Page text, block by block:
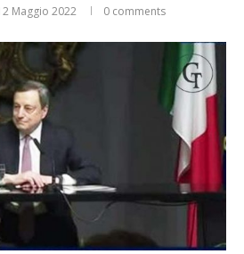
Maggio 2022 0 comments